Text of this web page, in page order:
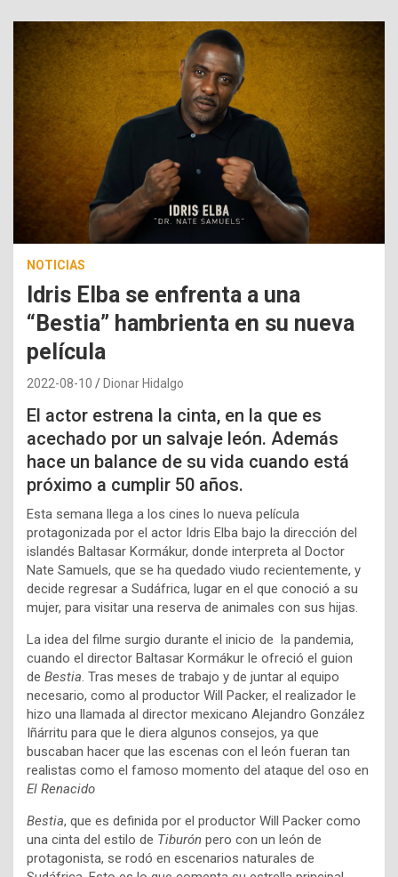
NOTICIAS
Idris Elba se enfrenta a una
“Bestia” hambrienta en su nueva
película
2022-08-10 Dionar Hidalgo
El actor estrena la cinta, en la que es
acechado por un salvaje león. Además
hace un balance de su vida cuando está
próximo a cumplir 50 años.
Esta semana llega a los cines lo nueva película
protagonizada por el actor Idris Elba bajo la dirección del
islandés Baltasar Kormákur, donde interpreta al Doctor
Nate Samuels, que se ha quedado viudo recientemente, y
decide regresar a Sudáfrica, lugar en el que conoció a su
mujer, para visitar una reserva de animales con sus hijas.
La idea del filme surgio durante el inicio de la pandemia,
cuando el director Baltasar Kormákur le ofreció el guion
de Bestia. Tras meses de trabajo y de juntar al equipo
necesario, como al productor Will Packer, el realizador le
hizo una llamada al director mexicano Alejandro González
Iñárritu para que le diera algunos consejos, ya que
buscaban hacer que las escenas con el león fueran tan
realistas como el famoso momento del ataque del oso en
El Renacido
Bestia, que es definida por el productor Will Packer como
una cinta del estilo de Tiburón pero con un león de
protagonista, se rodó en escenarios naturales de